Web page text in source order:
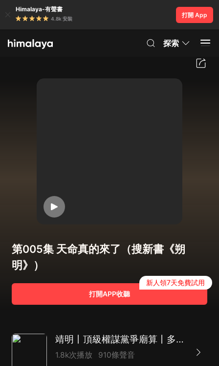
Himalaya-有聲書
4.8k 安裝
打開 App
探索
第005集 天命真的來了（搜新書《朔
明》）
打開APP收聽
新人領7天免費試用
靖明丨頂級權謀黨爭廟算丨多人有聲劇＆小白有戲演播
1.8k次播放 910條聲音